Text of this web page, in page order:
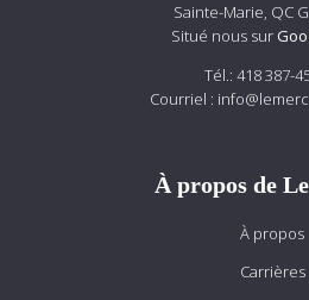
Sainte-Marie, QC
Situé nous sur
Tél.: 418 387-
Courriel :
À propos de
À propos
Carrières